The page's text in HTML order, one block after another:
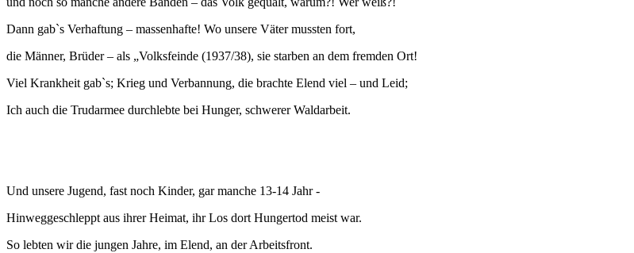
Dann gab`s Verhaftung – massenhafte! Wo unsere Väter mussten fort,
die Männer, Brüder – als „Volksfeinde (1937/38), sie starben an dem fremden Ort!
Viel Krankheit gab`s; Krieg und Verbannung, die brachte Elend viel – und Leid;
Ich auch die Trudarmee durchlebte bei Hunger, schwerer Waldarbeit.
Und unsere Jugend, fast noch Kinder, gar manche 13-14 Jahr -
Hinweggeschleppt aus ihrer Heimat, ihr Los dort Hungertod meist war.
So lebten wir die jungen Jahre, im Elend, an der Arbeitsfront.